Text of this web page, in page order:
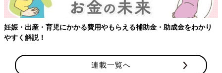
妊娠・出産・育児にかかる費用やもらえる補助金・助成金をわかり
やすく解説！
連載一覧へ